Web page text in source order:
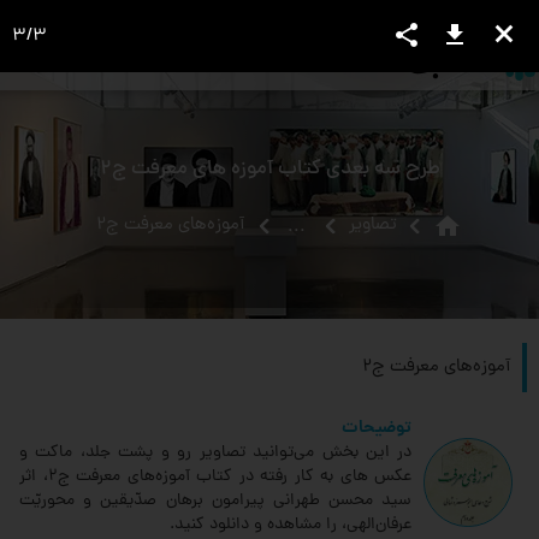
view_headline
طرح سه بعدی کتاب آموزه های معرفت ج2
home تصاویر ... آموزه‌های معرفت ج۲
آموزه‌های معرفت ج۲
توضیحات
در این بخش می‌توانید تصاویر رو و پشت جلد، ماکت و
عکس های به کار رفته در کتاب آموزه‌های معرفت ج۲، اثر
سید محسن طهرانی پیرامون برهان صدّیقین و محوریّت
عرفان‌الهی، را مشاهده و دانلود کنید.
close
download
share
3/3